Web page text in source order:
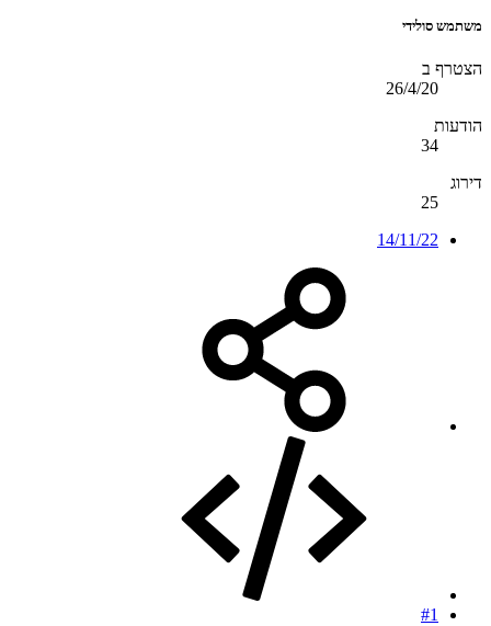
משתמש סולידי
הצטרף ב
26/4/20
הודעות
34
דירוג
25
14/11/22
#1